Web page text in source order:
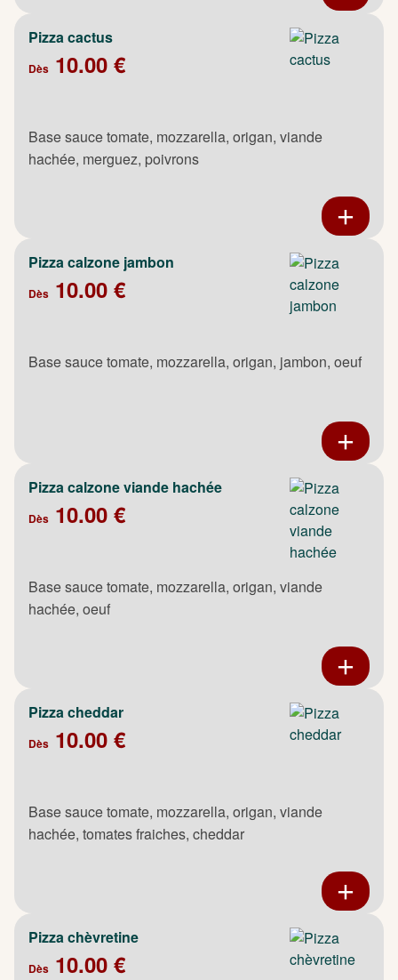
Pizza cactus
Dès 10.00 €
Base sauce tomate, mozzarella, origan, viande
hachée, merguez, poivrons
Pizza calzone jambon
Dès 10.00 €
Base sauce tomate, mozzarella, origan, jambon, oeuf
Pizza calzone viande hachée
Dès 10.00 €
Base sauce tomate, mozzarella, origan, viande
hachée, oeuf
Pizza cheddar
Dès 10.00 €
Base sauce tomate, mozzarella, origan, viande
hachée, tomates fraiches, cheddar
Pizza chèvretine
Dès 10.00 €